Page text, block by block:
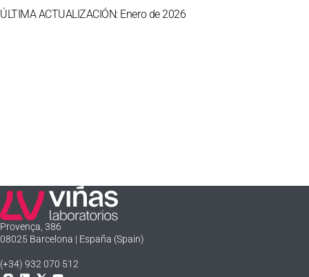
ÚLTIMA ACTUALIZACIÓN: Enero de 2026
Laboratorios Viñas
Provença, 386
08025 Barcelona | España (Spain)
(+34) 932 070 512